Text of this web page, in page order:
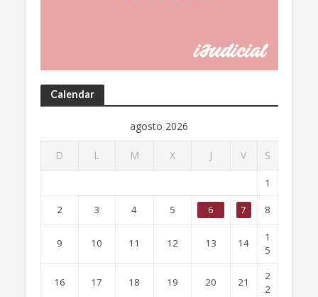
Calendar
agosto 2026
D L M X J V S
1
2 3 4 5 6 7 8
9 10 11 12 13 14
1
5
16 17 18 19 20 21
2
2